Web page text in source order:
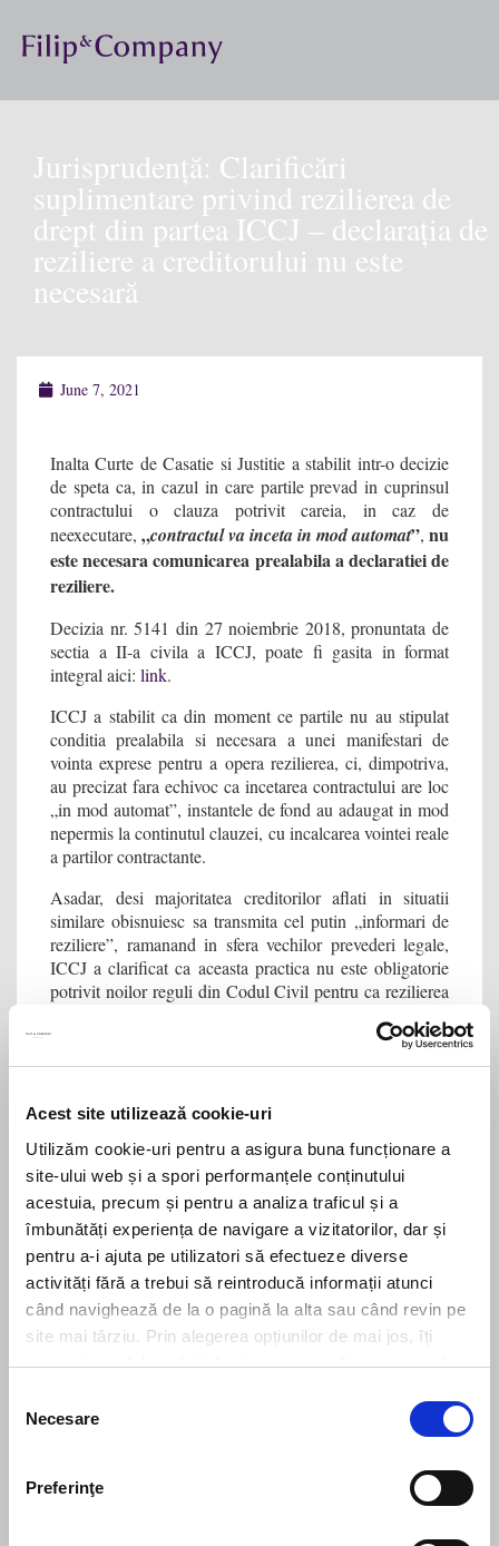
Acest site utilizează cookie-uri
Utilizăm cookie-uri pentru a asigura buna funcționare a
site-ului web și a spori performanțele conținutului
acestuia, precum și pentru a analiza traficul și a
îmbunătăți experiența de navigare a vizitatorilor, dar și
pentru a-i ajuta pe utilizatori să efectueze diverse
activități fără a trebui să reintroducă informații atunci
când navighează de la o pagină la alta sau când revin pe
site mai târziu. Prin alegerea opțiunilor de mai jos, îți
exprimi acordul explicit de stocare a cookies pe care le-
consimțământului
Necesare
Preferinţe
Jurisprudență: Clarificări
suplimentare privind rezilierea de
drept din partea ICCJ – declarația de
reziliere a creditorului nu este
necesară
June 7, 2021
Inalta Curte de Casatie si Justitie a stabilit intr-o decizie
de speta ca, in cazul in care partile prevad in cuprinsul
contractului o clauza potrivit careia, in caz de
neexecutare, „contractul va inceta in mod automat”, nu
este necesara comunicarea prealabila a declaratiei de
reziliere.
Decizia nr. 5141 din 27 noiembrie 2018, pronuntata de
sectia a II-a civila a ICCJ, poate fi gasita in format
integral aici: link.
ICCJ a stabilit ca din moment ce partile nu au stipulat
conditia prealabila si necesara a unei manifestari de
vointa exprese pentru a opera rezilierea, ci, dimpotriva,
au precizat fara echivoc ca incetarea contractului are loc
„in mod automat”, instantele de fond au adaugat in mod
nepermis la continutul clauzei, cu incalcarea vointei reale
a partilor contractante.
Asadar, desi majoritatea creditorilor aflati in situatii
similare obisnuiesc sa transmita cel putin „informari de
reziliere”, ramanand in sfera vechilor prevederi legale,
ICCJ a clarificat ca aceasta practica nu este obligatorie
potrivit noilor reguli din Codul Civil pentru ca rezilierea
PREVIOUS NEXT
Filip & Company a obținut o victorie importantă în valoare de peste 90 milioane euro
Leave us a message